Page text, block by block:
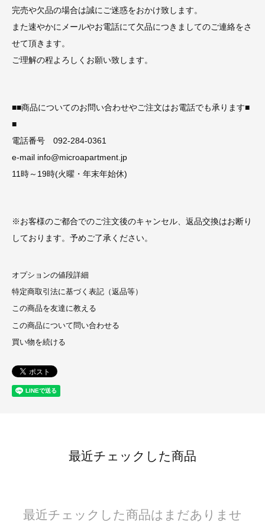
完売や欠品の場合は誠にご迷惑をおかけ致します。
また速やかにメールやお電話にて欠品につきましてのご連絡をさ
せて頂きます。
ご理解の程よろしくお願い致します。
■■商品についてのお問い合わせやご注文はお電話でも承ります■
■
電話番号 092-284-0361
e-mail info@microapartment.jp
11時～19時(火曜・年末年始休)
※お客様のご都合でのご注文後のキャンセル、返品交換はお断り
しております。予めご了承ください。
オプションの値段詳細
特定商取引法に基づく表記（返品等）
この商品を友達に教える
この商品について問い合わせる
買い物を続ける
最近チェックした商品
最近チェックした商品はまだありませ